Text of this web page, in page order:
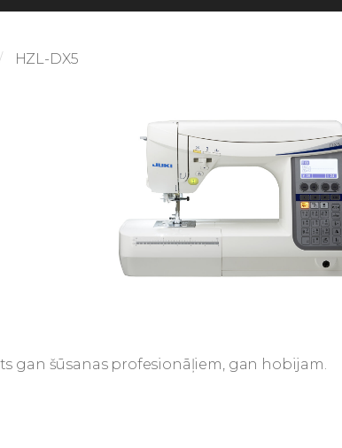
HZL-DX5
gan šūsanas profesionāļiem, gan hobijam.